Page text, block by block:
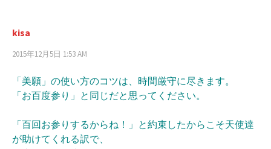
kisa
2015年12月5日 1:53 AM
「美願」の使い方のコツは、時間厳守に尽きます。
「お百度参り」と同じだと思ってください。
「百回お参りするからね！」と約束したからこそ天使達
が助けてくれる訳で、